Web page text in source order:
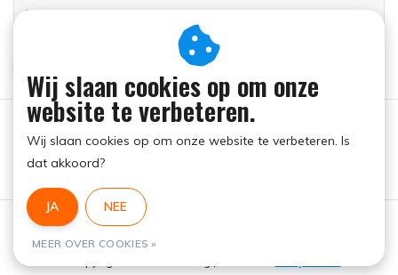
Algemene voorwaarden
Wij slaan cookies op om onze
website te verbeteren.
Wij slaan cookies op om onze website te verbeteren. Is
dat akkoord?
JA NEE
MEER OVER COOKIES »